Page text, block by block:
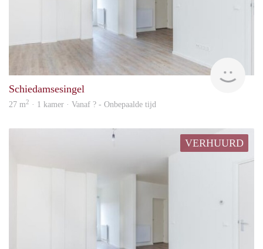
Schiedamsesingel
27 m2 · 1 kamer · Vanaf ? - Onbepaalde tijd
VERHUURD